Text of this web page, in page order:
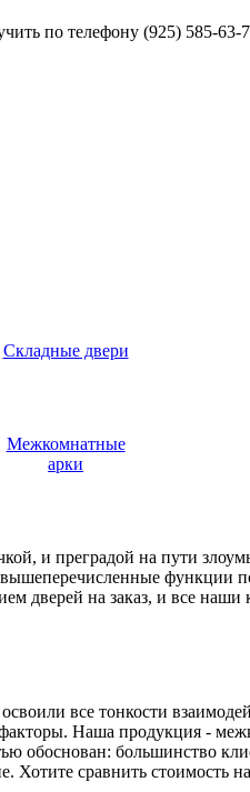
по телефону (925) 585-63-
Складные двери
Межкомнатные
арки
и преградой на пути
дверей на заказ, и все
все тонкости
Наша продукция -
большинство
Хотите сравнить